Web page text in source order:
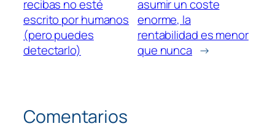
recibas no esté
escrito por humanos
(pero puedes
detectarlo)
asumir un coste
enorme, la
rentabilidad es menor
que nunca →
Comentarios